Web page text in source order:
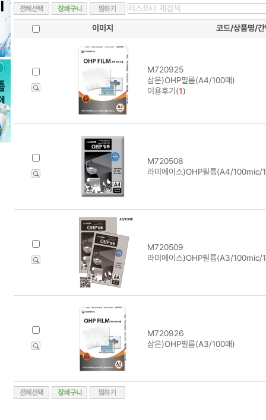
이미지 코드/상품명/간
M720925
삼은)OHP필름(A4/100매)
이용후기(1)
M720508
라미에이스)OHP필름(A4/100mic/
M720509
라미에이스)OHP필름(A3/100mic/
M720926
삼은)OHP필름(A3/100매)